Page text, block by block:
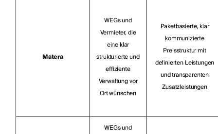
Matera
WEGs und
Vermieter, die
eine klar
strukturierte und
effiziente
Verwaltung vor
Ort wünschen
Paketbasierte, klar
kommunizierte
Preisstruktur mit
definierten Leistungen
und transparenten
Zusatzleistungen
WEGs und